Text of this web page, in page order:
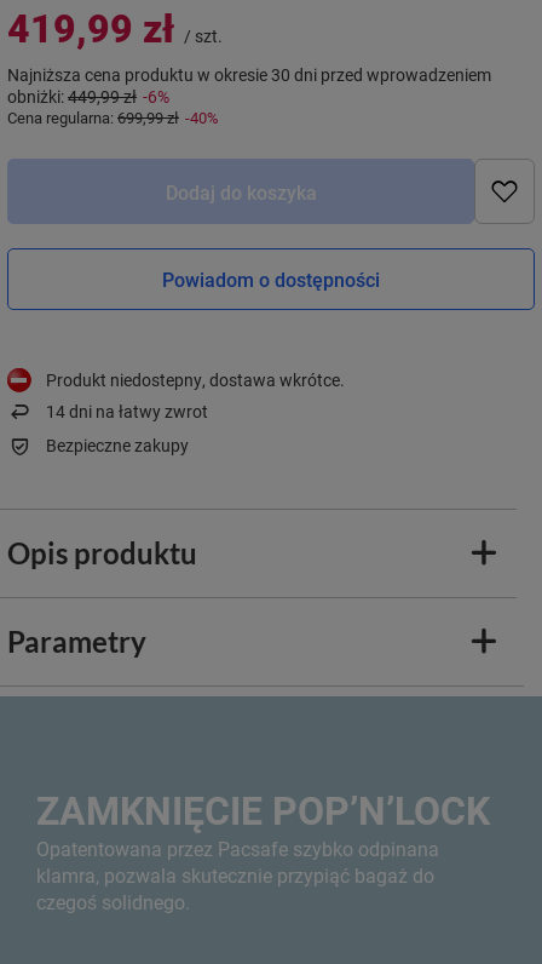
419,99 zł / szt.
Najniższa cena produktu w okresie 30 dni przed wprowadzeniem
obniżki:449,99 zł -6%
Cena regularna: 699,99 zł -40%
Dodaj do koszyka
Powiadom o dostępności
Produkt niedostepny, dostawa wkrótce
14dni na łatwy zwrot
Bezpieczne zakupy
Opis produktu
Parametry
ZAMKNIĘCIE POP’N’LOCK
Opatentowana przez Pacsafe szybko odpinana
klamra, pozwala skutecznie przypiąć bagaż do
czegoś solidnego.